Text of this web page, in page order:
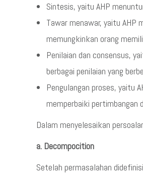
Sintesis, yaitu AHP
Tawar menawar, yaitu
memungkinkan orang
Penilaian dan consensus,
berbagai penilaian yang
Pengulangan proses, yaitu
memperbaiki pertimbangan
Dalam menyelesaikan
a. Decompocition
Setelah permasalahan